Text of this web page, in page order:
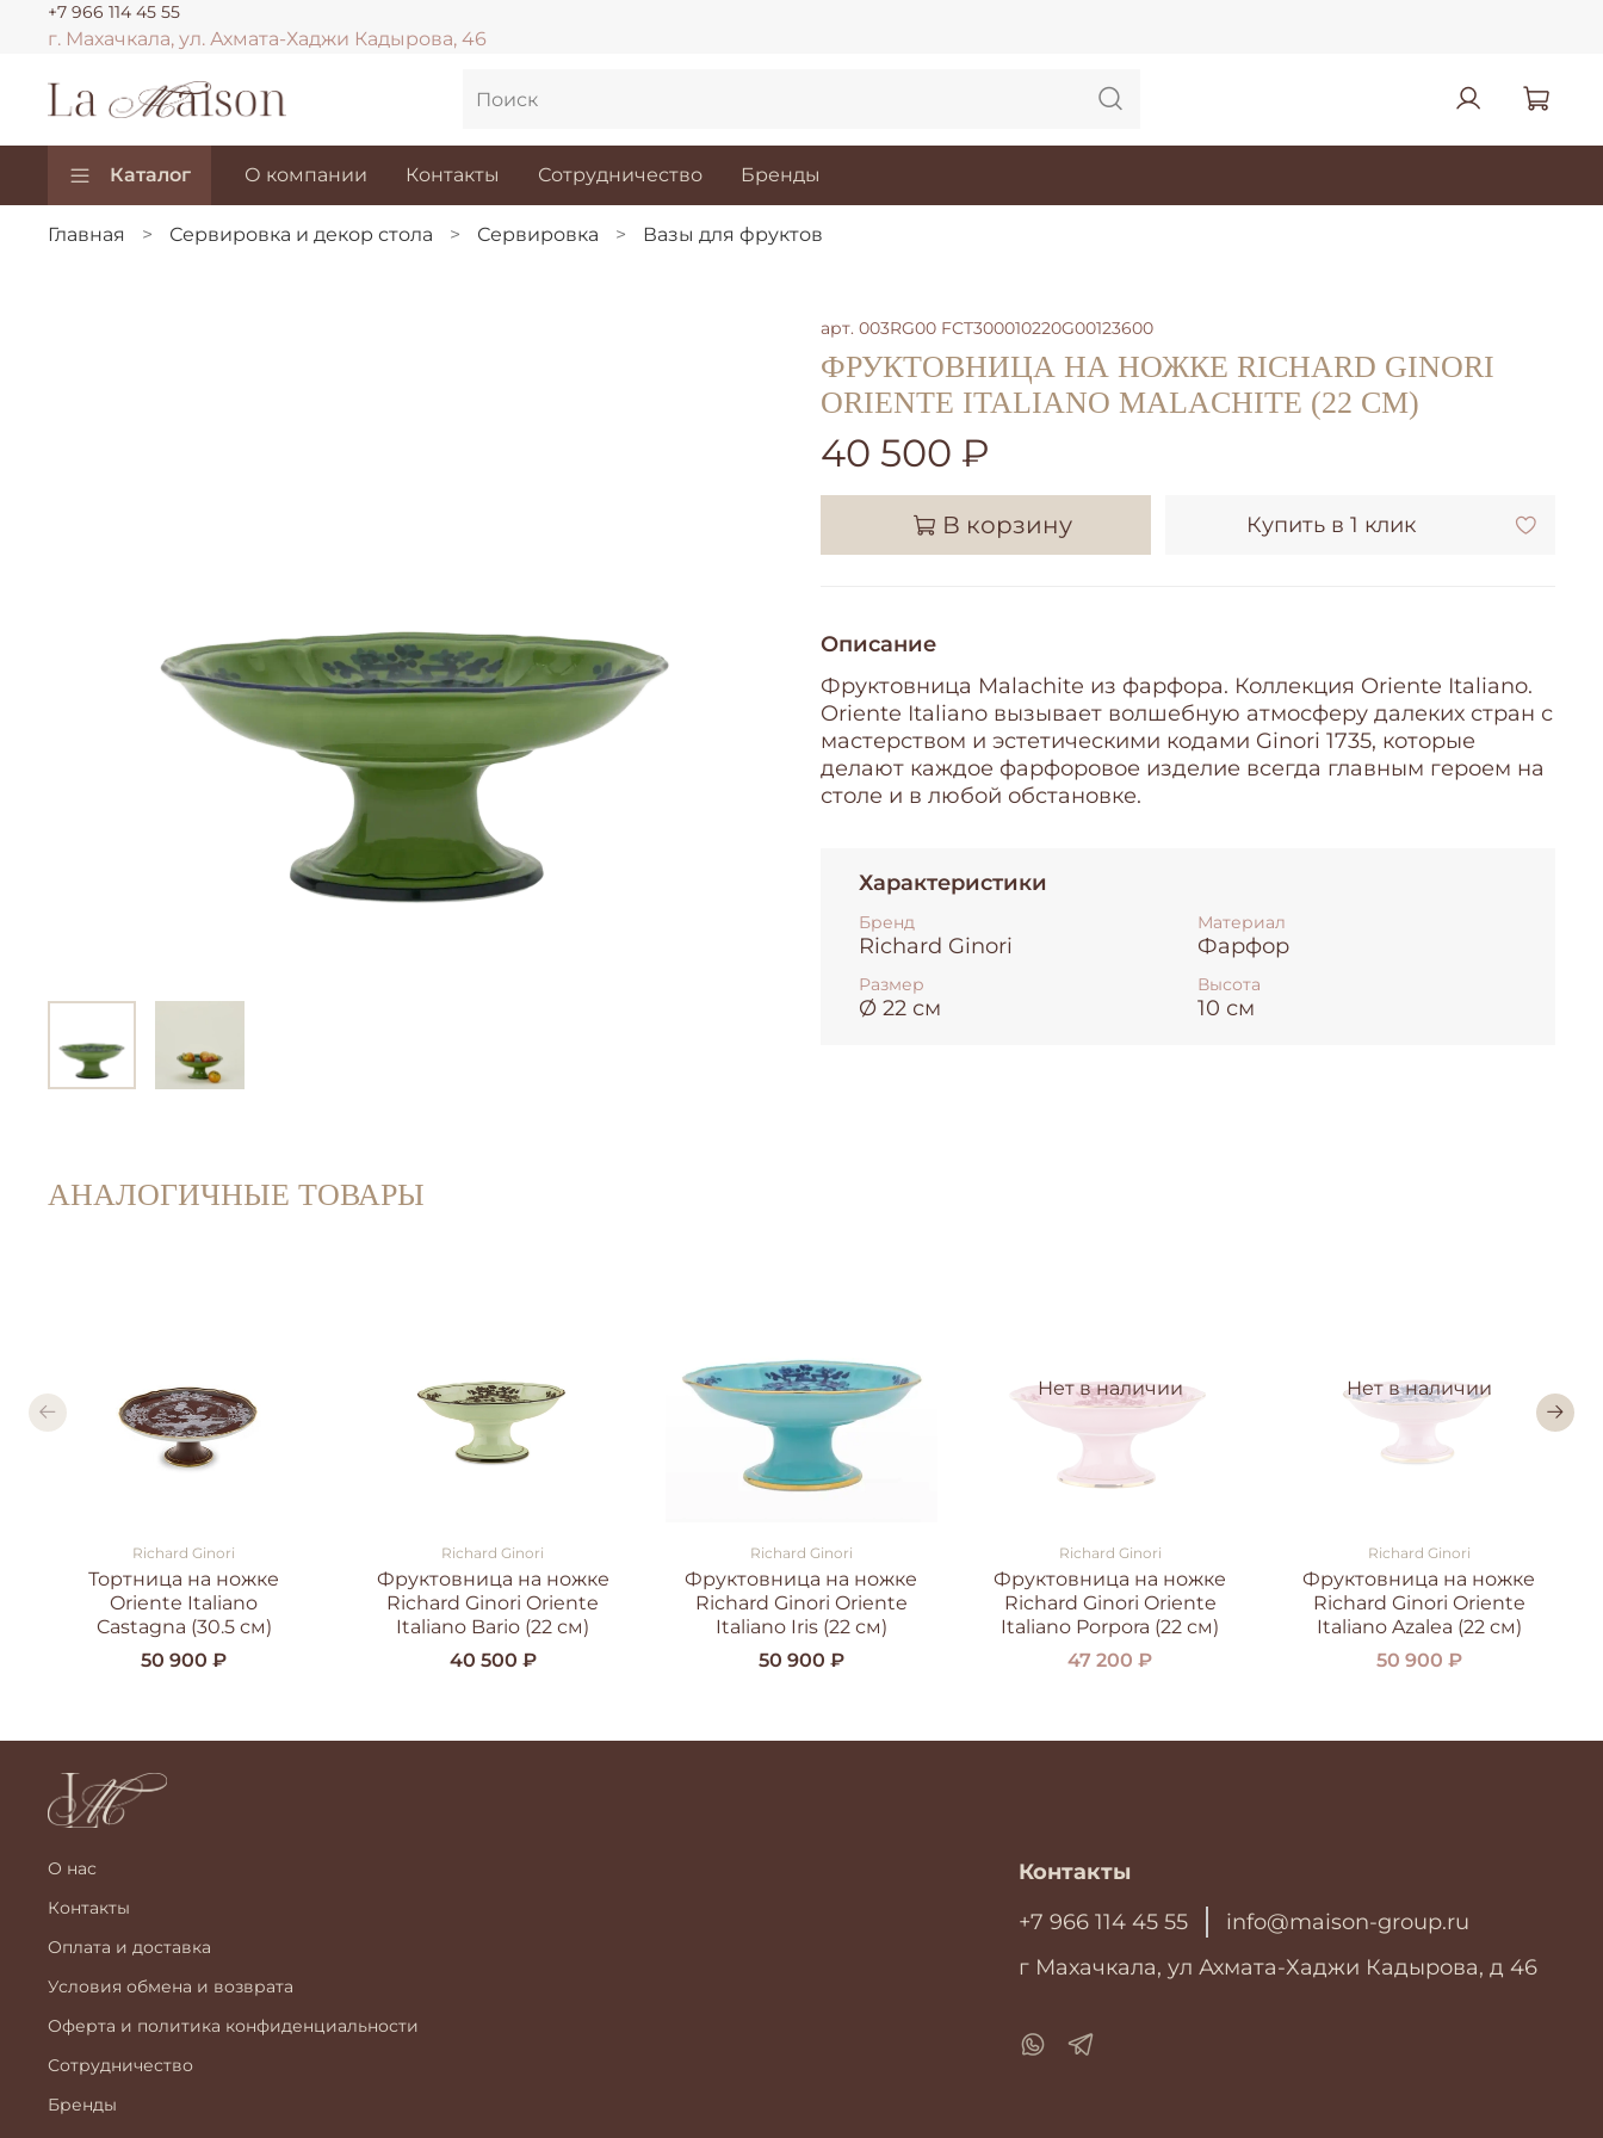
г. Махачкала, ул. Ахмата-Хаджи Кадырова, 46
+7 966 114 45 55
Каталог О компании Контакты Сотрудничество Бренды
Главная Сервировка и декор стола Сервировка Вазы для фруктов
арт. 003RG00 FCT300010220G00123600
ФРУКТОВНИЦА НА НОЖКЕ RICHARD GINORI
ORIENTE ITALIANO MALACHITE (22 СМ)
40 500 ₽
В корзину Купить в 1 клик
Описание
Фруктовница Malachite из фарфора. Коллекция Oriente Italiano.
Oriente Italiano вызывает волшебную атмосферу далеких стран с
мастерством и эстетическими кодами Ginori 1735, которые
делают каждое фарфоровое изделие всегда главным героем на
столе и в любой обстановке.
Характеристики
Бренд
Richard Ginori
Материал
Фарфор
Размер
Ø 22 см
Высота
10 см
АНАЛОГИЧНЫЕ ТОВАРЫ
Richard Ginori
Тортница на ножке
Oriente Italiano
Castagna (30.5 см)
50 900 ₽
Richard Ginori
Фруктовница на ножке
Richard Ginori Oriente
Italiano Bario (22 см)
40 500 ₽
Richard Ginori
Фруктовница на ножке
Richard Ginori Oriente
Italiano Iris (22 см)
50 900 ₽
Нет в наличии
Richard Ginori
Фруктовница на ножке
Richard Ginori Oriente
Italiano Porpora (22 см)
47 200 ₽
Нет в наличии
Richard Ginori
Фруктовница на ножке
Richard Ginori Oriente
Italiano Azalea (22 см)
50 900 ₽
О нас
Контакты
Оплата и доставка
Условия обмена и возврата
Оферта и политика конфиденциальности
Сотрудничество
Бренды
Контакты
+7 966 114 45 55
info@maison-group.ru
г Махачкала, ул Ахмата-Хаджи Кадырова, д 46